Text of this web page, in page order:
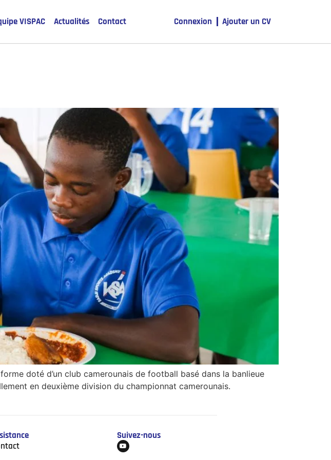
VISPAC Actualités Contact Connexion Ajouter un CV
doté d’un club camerounais de football basé dans la banlieue
en deuxième division du championnat camerounais.
Suivez-nous